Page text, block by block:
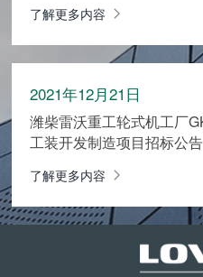
了解更多内容
2021年12月21日
潍柴雷沃重工轮式机工厂
工装开发制造项目招标公告
了解更多内容